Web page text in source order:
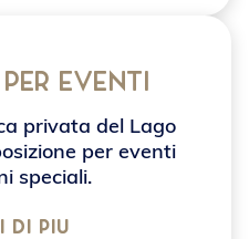
eventi
privata del Lago
per eventi
speciali.
DI PIÙ